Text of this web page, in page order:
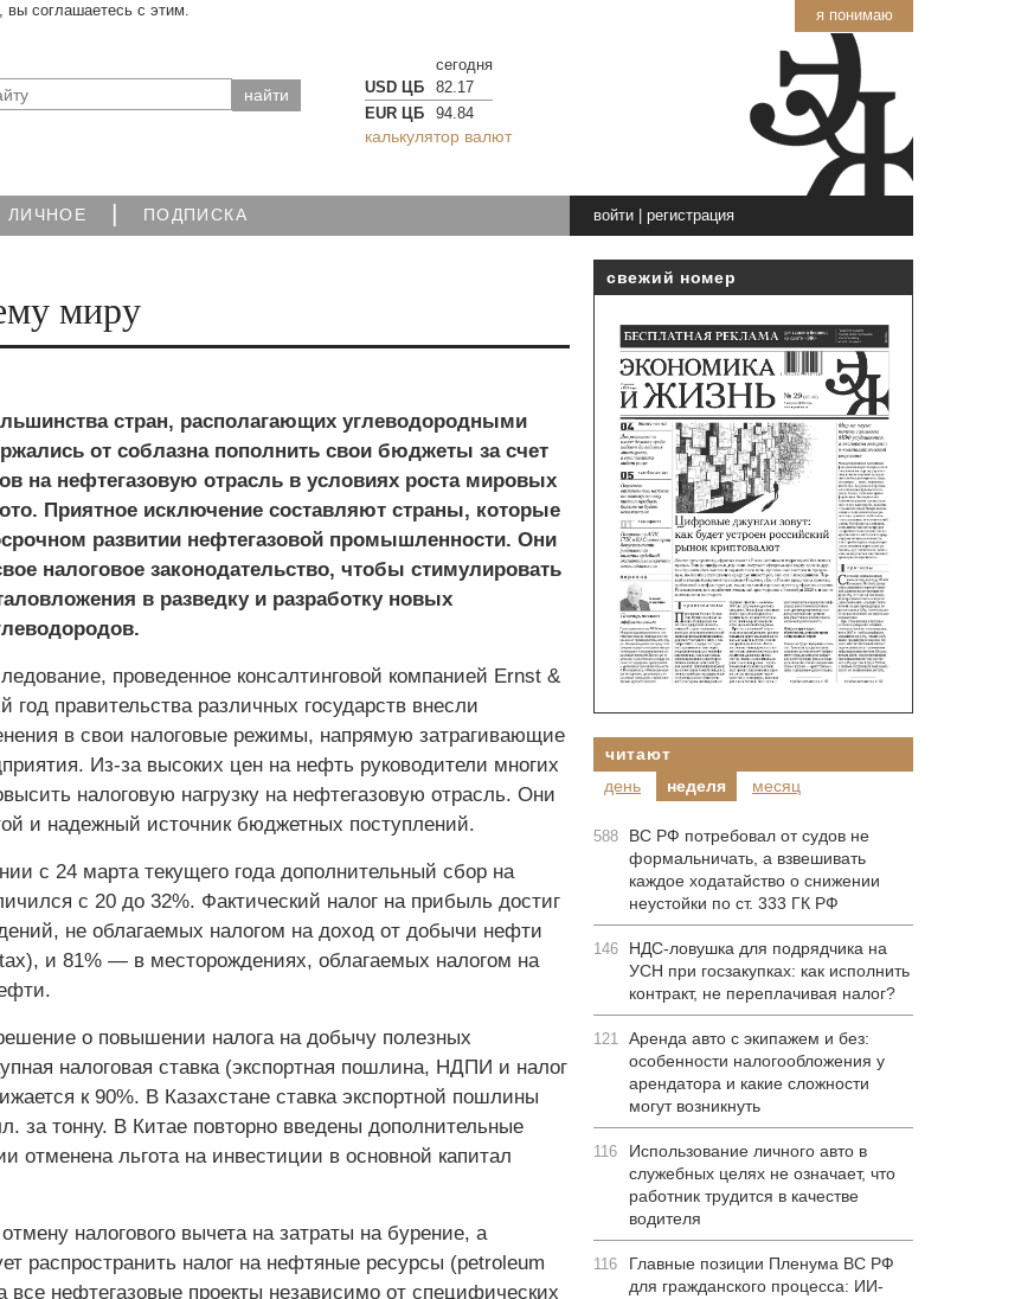
я понимаю
вы соглашаетесь с этим.
сегодня
USD ЦБ
82.17
EUR ЦБ
94.84
калькулятор валют
ЛИЧНОЕ | ПОДПИСКА войти| регистрация
миру
стран, располагающих углеводородными
от соблазна пополнить свои бюджеты за счет
на нефтегазовую отрасль в условиях роста мировых
Приятное исключение составляют страны, которые
развитии нефтегазовой промышленности. Они
налоговое законодательство, чтобы стимулировать
в разведку и разработку новых
проведенное консалтинговой компанией Ernst &
год правительства различных государств внесли
в свои налоговые режимы, напрямую затрагивающие
Из-за высоких цен на нефть руководители многих
налоговую нагрузку на нефтегазовую отрасль. Они
и надежный источник бюджетных поступлений.
с 24 марта текущего года дополнительный сбор на
с 20 до 32%. Фактический налог на прибыль достиг
не облагаемых налогом на доход от добычи нефти
и 81% — в месторождениях, облагаемых налогом на
о повышении налога на добычу полезных
налоговая ставка (экспортная пошлина, НДПИ и налог
к 90%. В Казахстане ставка экспортной пошлины
за тонну. В Китае повторно введены дополнительные
отменена льгота на инвестиции в основной капитал
налогового вычета на затраты на бурение, а
распространить налог на неф­тяные ресурсы (petroleum
все нефтегазовые проекты независимо от специфических
свежий номер
читают
день
неделя месяц
588
ВС РФ потребовал от судов не
формальничать, а взвешивать
каждое ходатайство о снижении
неустойки по ст. 333 ГК РФ
146
НДС-ловушка для подрядчика на
УСН при госзакупках: как исполнить
контракт, не переплачивая налог?
121 Аренда авто с экипажем и без:
особенности налогообложения у
арендатора и какие сложности
могут возникнуть
116
Использование личного авто в
служебных целях не означает, что
работник трудится в качестве
водителя
116
Главные позиции Пленума ВС РФ
для гражданского процесса: ИИ-